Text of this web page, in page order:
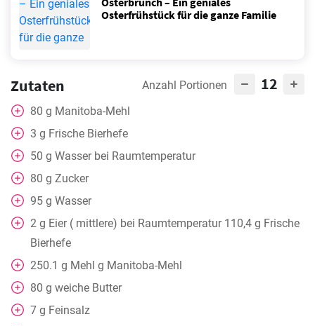
Osterfrühstück für die ganze Familie
Zutaten Anzahl Portionen 12
80 g Manitoba-Mehl
3 g Frische Bierhefe
50 g Wasser bei Raumtemperatur
80 g Zucker
95 g Wasser
2 g Eier ( mittlere) bei Raumtemperatur 110,4 g Frische
Bierhefe
250.1 g Mehl g Manitoba-Mehl
80 g weiche Butter
7 g Feinsalz